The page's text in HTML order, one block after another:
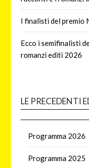
I finalisti del premio
Ecco i semifinalisti
romanzi editi 2026
LE PRECEDENTI
Programma 2026
Programma 2025